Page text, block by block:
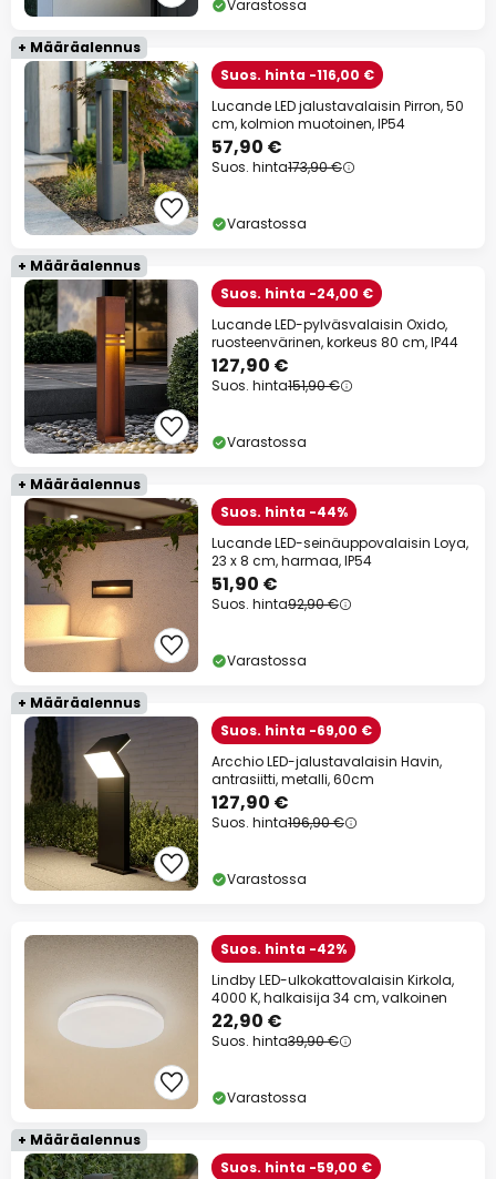
Varastossa
+ Määräalennus
Suos. hinta -116,00 €
Lucande LED jalustavalaisin Pirron, 50
cm, kolmion muotoinen, IP54
57,90 €
Suos. hinta173,90 €
Varastossa
+ Määräalennus
Suos. hinta -24,00 €
Lucande LED-pylväsvalaisin Oxido,
ruosteenvärinen, korkeus 80 cm, IP44
127,90 €
Suos. hinta151,90 €
Varastossa
+ Määräalennus
Suos. hinta -44%
Lucande LED-seinäuppovalaisin Loya,
23 x 8 cm, harmaa, IP54
51,90 €
Suos. hinta92,90 €
Varastossa
+ Määräalennus
Suos. hinta -69,00 €
Arcchio LED-jalustavalaisin Havin,
antrasiitti, metalli, 60cm
127,90 €
Suos. hinta196,90 €
Varastossa
Suos. hinta -42%
Lindby LED-ulkokattovalaisin Kirkola,
4000 K, halkaisija 34 cm, valkoinen
22,90 €
Suos. hinta39,90 €
Varastossa
+ Määräalennus
Suos. hinta -59,00 €